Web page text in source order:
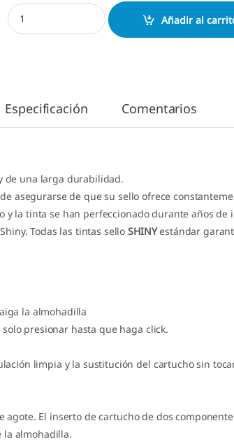
Almohadilla Shiny S845 cantidad
Añadir al
Especificación Comentarios
de una larga durabilidad.
asegurarse de que su sello ofrece
la tinta se han perfeccionado durante años de
Todas las tintas selloSHINYestándar
la almohadilla
presionar hasta que haga click.
limpia y la sustitución del cartucho sin
El inserto de cartucho de dos
la almohadilla.